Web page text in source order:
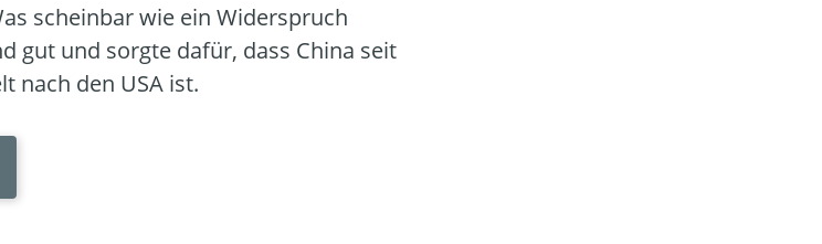
scheinbar wie ein Widerspruch
gut und sorgte dafür, dass China seit
nach den USA ist.